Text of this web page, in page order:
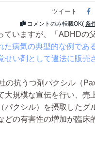
ツイート
コメントのみ転載OK( 条
いますが、「ADHDの
た病気の典型的な例であ
せい剤として違法に販売
の抗うつ剤パクシル（
大規模な宣伝を行い、売
パクシル）を摂取したグ
どの有害性の増加が臨床